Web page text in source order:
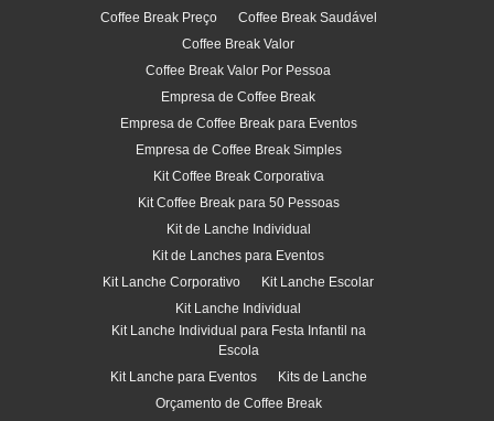
Coffee Break Preço
Coffee Break Saudável
Coffee Break Valor
Coffee Break Valor Por Pessoa
Empresa de Coffee Break
Empresa de Coffee Break para Eventos
Empresa de Coffee Break Simples
Kit Coffee Break Corporativa
Kit Coffee Break para 50 Pessoas
Kit de Lanche Individual
Kit de Lanches para Eventos
Kit Lanche Corporativo
Kit Lanche Escolar
Kit Lanche Individual
Kit Lanche Individual para Festa Infantil na
Escola
Kit Lanche para Eventos
Kits de Lanche
Orçamento de Coffee Break